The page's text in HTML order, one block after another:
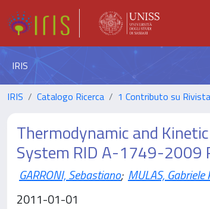
IRIS
IRIS Catalogo Ricerca 1 Contributo su Rivista
Thermodynamic and
System RID A-1749-
GARRONI, Sebastiano; MULAS,
2011-01-01